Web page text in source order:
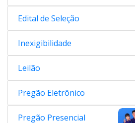
Edital de Seleção
Inexigibilidade
Leilão
Pregão Eletrônico
Pregão Presencial